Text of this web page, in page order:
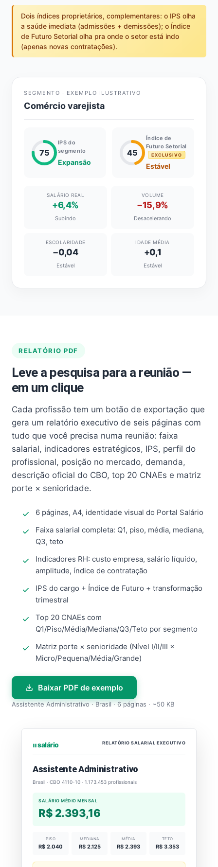
Dois índices proprietários, complementares: o IPS olha
a saúde imediata (admissões + demissões); o Índice
de Futuro Setorial olha pra onde o setor está indo
(apenas novas contratações).
SEGMENTO · EXEMPLO ILUSTRATIVO
Comércio varejista
75
IPS do
segmento
Expansão
45
Índice de
Futuro Setorial
EXCLUSIVO
Estável
SALÁRIO REAL
+6,4%
Subindo
VOLUME
−15,9%
Desacelerando
ESCOLARIDADE
−0,04
Estável
IDADE MÉDIA
+0,1
Estável
RELATÓRIO PDF
Leve a pesquisa para a reunião —
em um clique
Cada profissão tem um botão de exportação que
gera um relatório executivo de seis páginas com
tudo que você precisa numa reunião: faixa
salarial, indicadores estratégicos, IPS, perfil do
profissional, posição no mercado, demanda,
descrição oficial do CBO, top 20 CNAEs e matriz
porte × senioridade.
6 páginas, A4, identidade visual do Portal Salário
Faixa salarial completa: Q1, piso, média, mediana,
Q3, teto
Indicadores RH: custo empresa, salário líquido,
amplitude, índice de contratação
IPS do cargo + Índice de Futuro + transformação
trimestral
Top 20 CNAEs com
Q1/Piso/Média/Mediana/Q3/Teto por segmento
Matriz porte × senioridade (Nível I/II/III ×
Micro/Pequena/Média/Grande)
Baixar PDF de exemplo
Assistente Administrativo · Brasil · 6 páginas · ~50 KB
⏐⏐⏐ salário RELATÓRIO SALARIAL EXECUTIVO
Assistente Administrativo
Brasil · CBO 4110-10 · 1.173.453 profissionais
SALÁRIO MÉDIO MENSAL
R$ 2.393,16
PISO
R$ 2.040
MEDIANA
R$ 2.125
MÉDIA
R$ 2.393
TETO
R$ 3.353